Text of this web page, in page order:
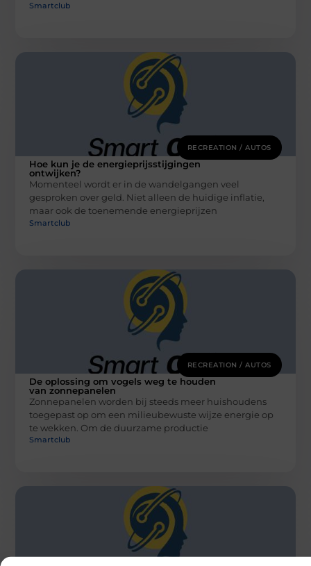
Smartclub
RECREATION / AUTOS
Hoe kun je de energieprijsstijgingen
ontwijken?
Momenteel wordt er in de wandelgangen veel
gesproken over geld. Niet alleen de huidige inflatie,
maar ook de toenemende energieprijzen
Smartclub
RECREATION / AUTOS
De oplossing om vogels weg te houden
van zonnepanelen
Zonnepanelen worden bij steeds meer huishoudens
toegepast op om een milieubewuste wijze energie op
te wekken. Om de duurzame productie
Smartclub